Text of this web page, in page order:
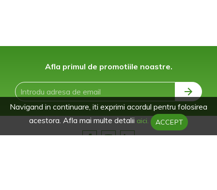
Afla primul de promotiile noastre.
Navigand in continuare, iti exprimi acordul pentru folosirea
acestora. Afla mai multe detalii aici. ACCEPT